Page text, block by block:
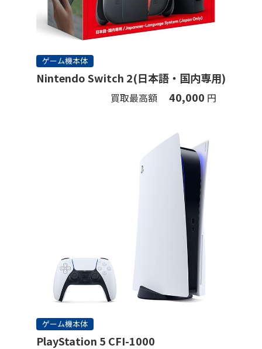
ゲーム機本体
Nintendo Switch 2(日本語・国内専用)
買取最高額 40,000 円
ゲーム機本体
PlayStation 5 CFI-1000